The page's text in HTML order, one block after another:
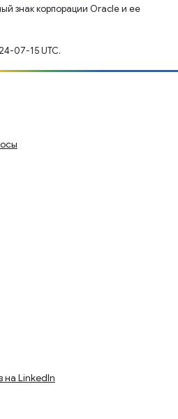
знак корпорации Oracle и ее
07-15 UTC.
на LinkedIn